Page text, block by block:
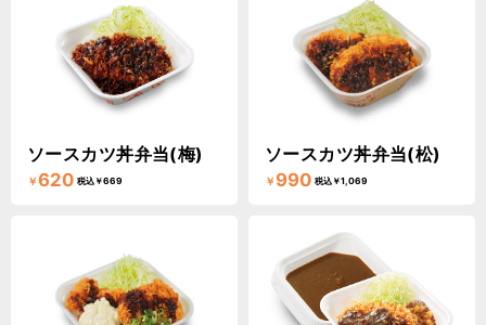
ソースカツ丼弁当(梅)
￥620 税込￥669
ソースカツ丼弁当(松)
￥ 990 税込￥1,069